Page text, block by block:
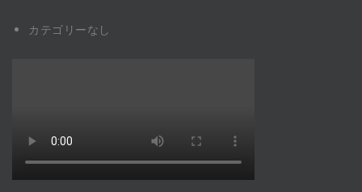
カテゴリーなし